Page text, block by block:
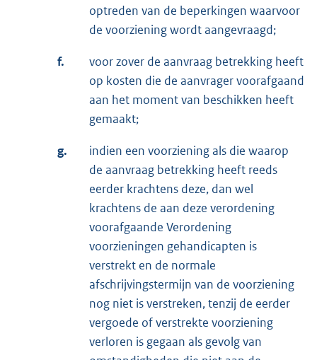
optreden van de beperkingen waarvoor
de voorziening wordt aangevraagd;
f.
voor zover de aanvraag betrekking heeft
op kosten die de aanvrager voorafgaand
aan het moment van beschikken heeft
gemaakt;
g.
indien een voorziening als die waarop
de aanvraag betrekking heeft reeds
eerder krachtens deze, dan wel
krachtens de aan deze verordening
voorafgaande Verordening
voorzieningen gehandicapten is
verstrekt en de normale
afschrijvingstermijn van de voorziening
nog niet is verstreken, tenzij de eerder
vergoede of verstrekte voorziening
verloren is gegaan als gevolg van